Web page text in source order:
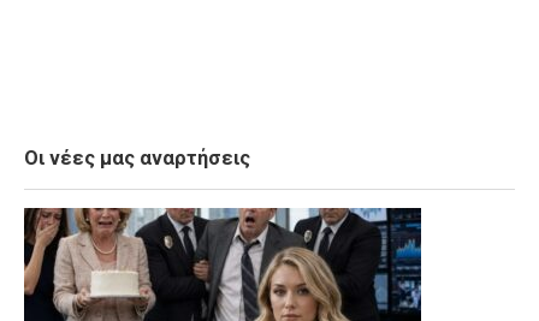
Οι νέες μας αναρτήσεις